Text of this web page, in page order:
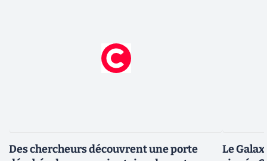
Des chercheurs découvrent une porte
Le